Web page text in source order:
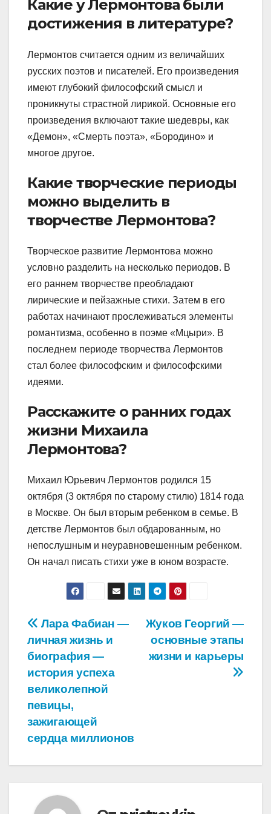
Какие у Лермонтова были
достижения в литературе?
Лермонтов считается одним из величайших
русских поэтов и писателей. Его произведения
имеют глубокий философский смысл и
проникнуты страстной лирикой. Основные его
произведения включают такие шедевры, как
«Демон», «Смерть поэта», «Бородино» и
многое другое.
Какие творческие периоды
можно выделить в
творчестве Лермонтова?
Творческое развитие Лермонтова можно
условно разделить на несколько периодов. В
его раннем творчестве преобладают
лирические и пейзажные стихи. Затем в его
работах начинают прослеживаться элементы
романтизма, особенно в поэме «Мцыри». В
последнем периоде творчества Лермонтов
стал более философским и философскими
идеями.
Расскажите о ранних годах
жизни Михаила
Лермонтова?
Михаил Юрьевич Лермонтов родился 15
октября (3 октября по старому стилю) 1814 года
в Москве. Он был вторым ребенком в семье. В
детстве Лермонтов был обдарованным, но
непослушным и неуравновешенным ребенком.
Он начал писать стихи уже в юном возрасте.
Навигация
по
записям
Жуков Георгий —
основные этапы
жизни и карьеры
Лара Фабиан —
личная жизнь и
биография —
история успеха
великолепной
певицы,
зажигающей
сердца миллионов